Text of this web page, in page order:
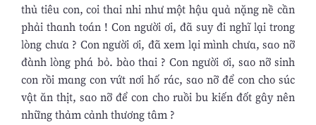
thủ tiêu con, coi thai nhi như một hậu quả nặng nề cần
phải thanh toán ! Con người ơi, đã suy đi nghĩ lại trong
lòng chưa ? Con người ơi, đã xem lại mình chưa, sao nỡ
đành lòng phá bỏ. bào thai ? Con người ơi, sao nỡ sinh
con rồi mang con vứt nơi hố rác, sao nỡ để con cho súc
vật ăn thịt, sao nỡ để con cho ruồi bu kiến đốt gây nên
những thảm cảnh thương tâm ?